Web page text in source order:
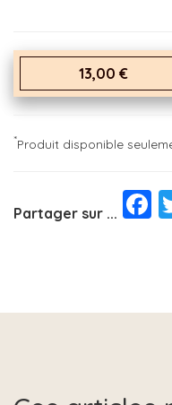
13,00 €
*Produit disponible
Partager sur ...